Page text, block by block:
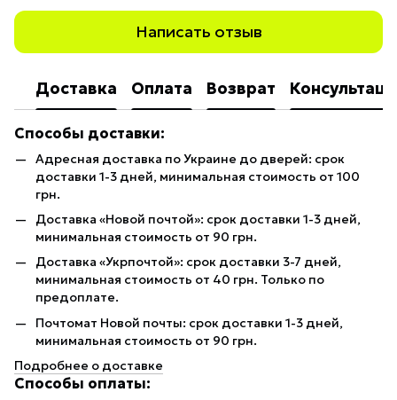
Написать отзыв
Доставка Оплата Возврат
Способы доставки:
Адресная доставка по Украине до дверей: срок
доставки 1-3 дней, минимальная стоимость от 100
грн.
Доставка «Новой почтой»: срок доставки 1-3 дней,
минимальная стоимость от 90 грн.
Доставка «Укрпочтой»: срок доставки 3-7 дней,
минимальная стоимость от 40 грн. Только по
предоплате.
Почтомат Новой почты: срок доставки 1-3 дней,
минимальная стоимость от 90 грн.
Подробнее о доставке
Способы оплаты: